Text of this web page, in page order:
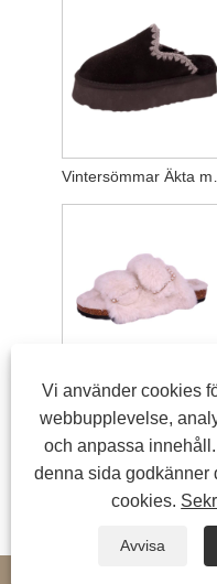
Vi använder cookies
webbupplevelse,
och anpassa
denna sida godkänner
cookies.
Avvisa